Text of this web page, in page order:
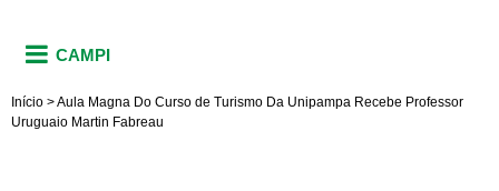
CAMPI
Início >Aula Magna Do Curso de Turismo Da Unipampa Recebe Professor
Uruguaio Martin Fabreau